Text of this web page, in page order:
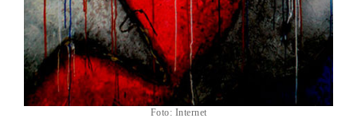
Foto: Internet